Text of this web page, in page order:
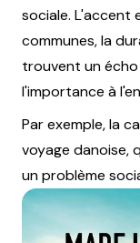
sociale. L'accent
communes, la
trouvent un
l'importance à
Par exemple, la
voyage danoise,
un problème